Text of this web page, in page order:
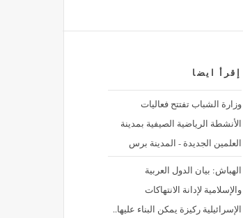
إقرأ ايضا
وزارة الشباب تفتتح فعاليات
الأنشطة الرياضية الصيفية بمدينة
العلمين الجديدة - المدينة برس
الهباش: بيان الدول العربية
والإسلامية لإدانة الانتهاكات
الإسرائيلية ركيزة يمكن البناء عليها..